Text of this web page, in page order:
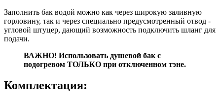
Заполнить бак водой можно как через широкую заливную
горловину, так и через специально предусмотренный отвод -
угловой штуцер, дающий возможность подключить шланг для
подачи.
ВАЖНО! Использовать душевой бак с
подогревом ТОЛЬКО при отключенном тэне.
Комплектация: